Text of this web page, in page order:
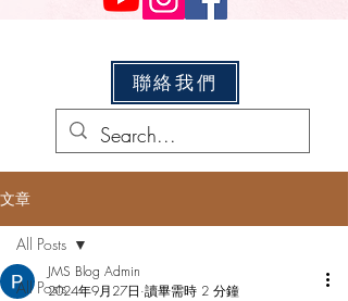
聯絡我們
文章
All Posts
All Posts
JMS Blog Admin
2024年9月27日 讀畢需時 2 分鐘